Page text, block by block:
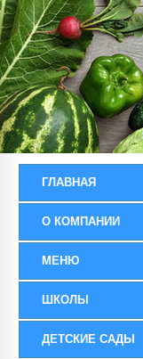
ГЛАВНАЯ
О КОМПАНИИ
МЕНЮ
ШКОЛЫ
ДЕТСКИЕ САДЫ